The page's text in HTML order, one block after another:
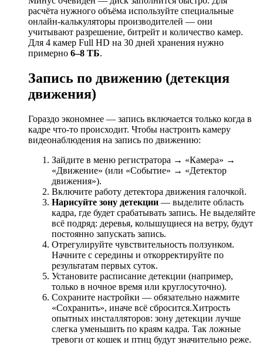
расчёта нужного объёма используйте специальные
онлайн-калькуляторы производителей — они
учитывают разрешение, битрейт и количество камер.
Для 4 камер Full HD на 30 дней хранения нужно
примерно 6–8 ТБ.
Запись по движению (детекция
движения)
Гораздо экономнее — запись включается только когда в
кадре что-то происходит. Чтобы настроить камеру
видеонаблюдения на запись по движению:
Зайдите в меню регистратора → «Камера» →
«Движение» (или «Событие» → «Детектор
движения»).
Включите работу детектора движения галочкой.
Нарисуйте зону детекции — выделите область
кадра, где будет срабатывать запись. Не выделяйте
всё подряд: деревья, колышущиеся на ветру, будут
постоянно запускать запись.
Отрегулируйте чувствительность ползунком.
Начните с середины и откорректируйте по
результатам первых суток.
Установите расписание детекции (например,
только в ночное время или круглосуточно).
Сохраните настройки — обязательно нажмите
«Сохранить», иначе всё сбросится.Хитрость
опытных инсталляторов: зону детекции лучше
слегка уменьшить по краям кадра. Так ложные
тревоги от кошек и птиц будут значительно реже.